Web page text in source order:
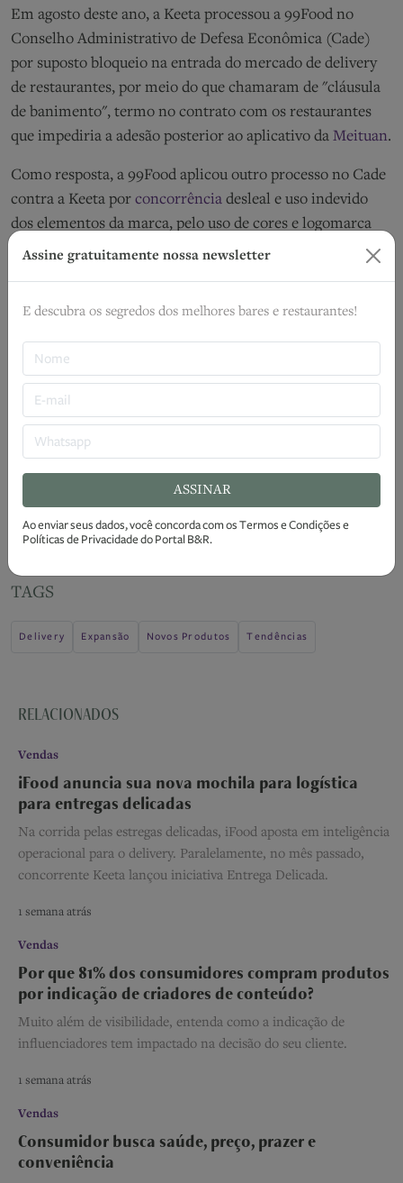
Em agosto deste ano, a Keeta processou a 99Food no
Conselho Administrativo de Defesa Econômica (Cade)
por suposto bloqueio na entrada do mercado de delivery
de restaurantes, por meio do que chamaram de "cláusula
de banimento", termo no contrato com os restaurantes
que impediria a adesão posterior ao aplicativo da Meituan.
Como resposta, a 99Food aplicou outro processo no Cade
contra a Keeta por concorrência desleal e uso indevido
dos elementos da marca, pelo uso de cores e logomarca
que se assemelham ao aplicativo da 99, além de
Ifoodtambém foi alvo de ações movidas no CADE por seu
domínio no setor. A empresa, que domina 80% do
mercado de entregas, sofreu um processo da Associação
Brasileira de Bares e Restaurantes por tornar o aplicativo
em um "ecossistema digital fechado", no qual "impõe seus
próprios serviços de pagamentos, logística, crédito e, mais
recentemente, soluções para o atendimento presencial
nos salões dos restaurantes”.
TAGS
Delivery Expansão Novos Produtos Tendências
RELACIONADOS
Vendas
iFood anuncia sua nova mochila para logística
para entregas delicadas
Na corrida pelas estregas delicadas, iFood aposta em inteligência
operacional para o delivery. Paralelamente, no mês passado,
concorrente Keeta lançou iniciativa Entrega Delicada.
1 semana atrás
Vendas
Por que 81% dos consumidores compram produtos
por indicação de criadores de conteúdo?
Muito além de visibilidade, entenda como a indicação de
influenciadores tem impactado na decisão do seu cliente.
1 semana atrás
Vendas
Consumidor busca saúde, preço, prazer e
conveniência
Assine gratuitamente nossa newsletter
E descubra os segredos dos melhores bares e restaurantes!
ASSINAR
Ao enviar seus dados, você concorda com osTermos e Condiçõese
Políticas de Privacidadedo Portal B&R.